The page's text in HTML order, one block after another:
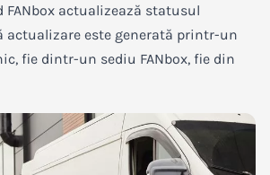
actualizează statusul
actualizare este generată printr-un
fie dintr-un sediu FANbox, fie din